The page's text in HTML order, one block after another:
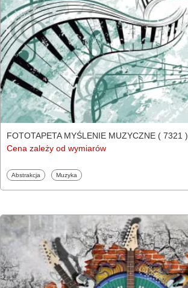
FOTOTAPETA MYŚLENIE MUZYCZNE ( 7321 )
Cena zależy od wymiarów
Fototapety
Abstrakcja Fototapety
Muzyka